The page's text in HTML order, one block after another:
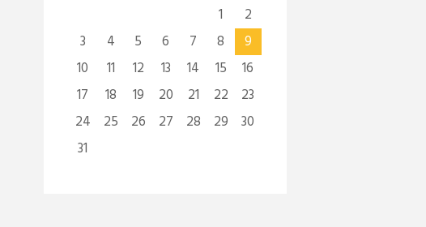
1
2
3
4 5 6 7 8
9
10
11 12 13 14 15
16
17
18 19 20 21 22
23
24
25 26 27 28 29
30
31